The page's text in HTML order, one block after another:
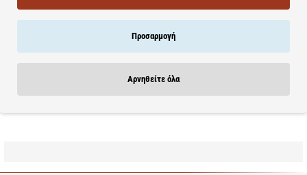
Κατάλληλο για: Λιπαρό, Ξηρό, Μεικτό, Ευαίσθητο, Αφυδατωμένο
Έλαια, Χωρίς Paraben, Χωρίς Θειικό Άλας, Χωρίς Αλκοόλ, Χωρίς
Learn more
Προσαρμογή
Αρνηθείτε όλα